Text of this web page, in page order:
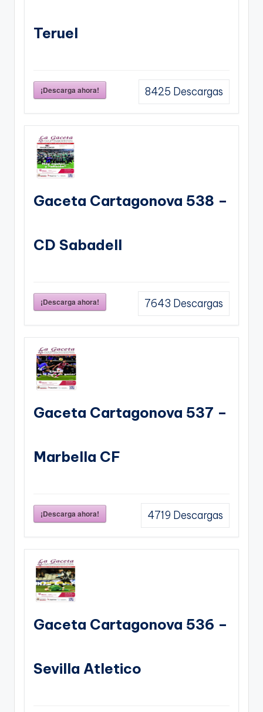
Teruel
¡Descarga ahora! 8425 Descargas
Gaceta Cartagonova 538 –
CD Sabadell
¡Descarga ahora! 7643 Descargas
Gaceta Cartagonova 537 –
Marbella CF
¡Descarga ahora! 4719 Descargas
Gaceta Cartagonova 536 –
Sevilla Atletico